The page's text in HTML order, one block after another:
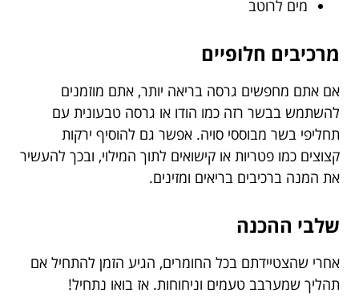
מים לרוטב
מרכיבים חלופיים
אם אתם מחפשים גרסה בריאה יותר, אתם מוזמנים
להשתמש בבשר רזה כמו הודו או גרסה טבעונית עם
תחליפי בשר מבוססי סויה. אפשר גם להוסיף ירקות
קצוצים כמו פטריות או קישואים לתוך המילוי, ובכך להעשיר
את המנה ברכיבים בריאים ומזינים.
שלבי ההכנה
אחרי שהצטיידתם בכל החומרים, הגיע הזמן להתחיל אם
תהליך שמערבב טעמים וניחוחות. אז בואו נתחיל!